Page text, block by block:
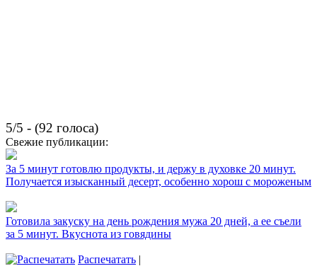
5/5 - (92 голоса)
Свежие публикации:
За 5 минут готовлю продукты, и держу в духовке 20 минут.
Получается изысканный десерт, особенно хорош с мороженым
Готовила закуску на день рождения мужа 20 дней, а ее съели
за 5 минут. Вкуснота из говядины
Распечатать |